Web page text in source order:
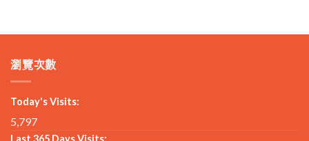
瀏覽次數
Today's Visits:
5,797